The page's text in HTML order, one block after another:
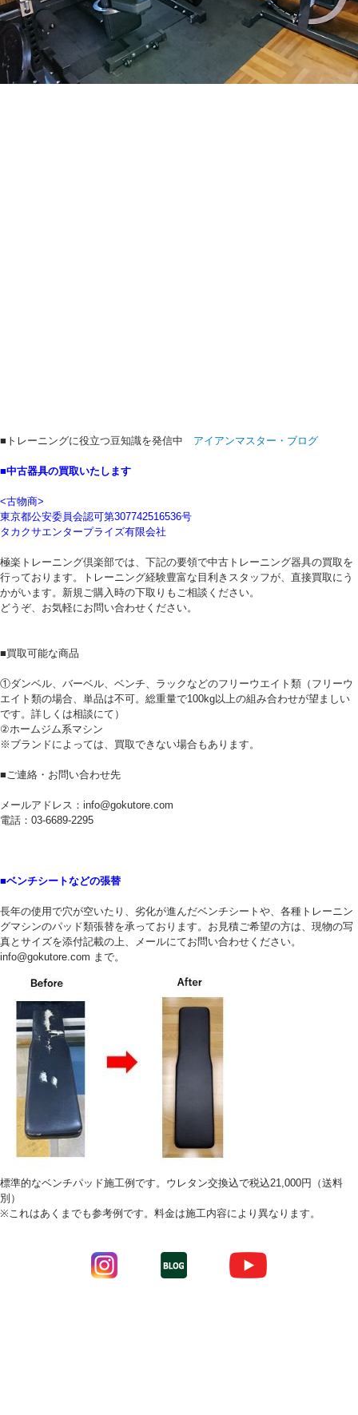
■トレーニングに役立つ豆知識を発信中 アイアンマスター・ブログ
■中古器具の買取いたします
<古物商>
東京都公安委員会認可第307742516536号
タカクサエンタープライズ有限会社
極楽トレーニング倶楽部では、下記の要領で中古トレーニング器具の買取を
行っております。トレーニング経験豊富な目利きスタッフが、直接買取にう
かがいます。新規ご購入時の下取りもご相談ください。
どうぞ、お気軽にお問い合わせください。
■買取可能な商品
①ダンベル、バーベル、ベンチ、ラックなどのフリーウエイト類（フリーウ
エイト類の場合、単品は不可。総重量で100kg以上の組み合わせが望ましい
です。詳しくは相談にて）
②ホームジム系マシン
※ブランドによっては、買取できない場合もあります。
■ご連絡・お問い合わせ先
メールアドレス：info@gokutore.com
電話：03-6689-2295
■ベンチシートなどの張替
長年の使用で穴が空いたり、劣化が進んだベンチシートや、各種トレーニン
グマシンのパッド類張替を承っております。お見積ご希望の方は、現物の写
真とサイズを添付記載の上、メールにてお問い合わせください。
info@gokutore.com まで。
標準的なベンチパッド施工例です。ウレタン交換込で税込21,000円（送料
別）
※これはあくまでも参考例です。料金は施工内容により異なります。